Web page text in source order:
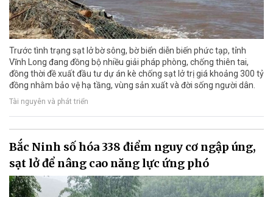
Trước tình trạng sạt lở bờ sông, bờ biển diễn biến phức tạp, tỉnh
Vĩnh Long đang đồng bộ nhiều giải pháp phòng, chống thiên tai,
đồng thời đề xuất đầu tư dự án kè chống sạt lở trị giá khoảng 300 tỷ
đồng nhằm bảo vệ hạ tầng, vùng sản xuất và đời sống người dân.
Tài nguyên và phát triển
Bắc Ninh số hóa 338 điểm nguy cơ ngập úng,
sạt lở để nâng cao năng lực ứng phó